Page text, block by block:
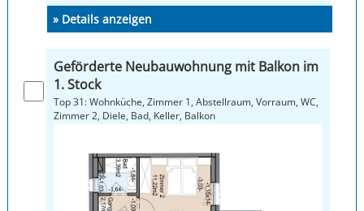
» Details anzeigen
Geförderte Neubauwohnung mit Balkon im
1. Stock
Top 31: Wohnküche, Zimmer 1, Abstellraum, Vorraum, WC,
Zimmer 2, Diele, Bad, Keller, Balkon